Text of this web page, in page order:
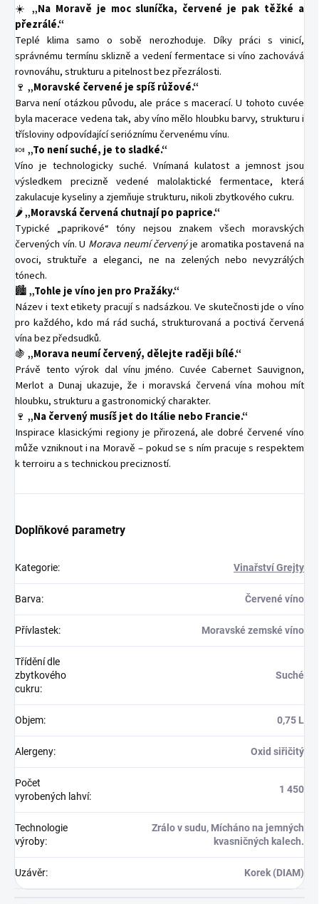
☀️ „Na Moravě je moc sluníčka, červené je pak těžké a
přezrálé.“
Teplé klima samo o sobě nerozhoduje. Díky práci s vinicí,
správnému termínu sklizně a vedení fermentace si víno zachovává
rovnováhu, strukturu a pitelnost bez přezrálosti.
🍷 „Moravské červené je spíš růžové.“
Barva není otázkou původu, ale práce s macerací. U tohoto cuvée
byla macerace vedena tak, aby víno mělo hloubku barvy, strukturu i
třísloviny odpovídající serióznímu červenému vínu.
🍬 „To není suché, je to sladké.“
Víno je technologicky suché. Vnímaná kulatost a jemnost jsou
výsledkem precizně vedené malolaktické fermentace, která
zakulacuje kyseliny a zjemňuje strukturu, nikoli zbytkového cukru.
🌶️„Moravská červená chutnají po paprice.“
Typické „paprikové“ tóny nejsou znakem všech moravských
červených vín. U Morava neumí červenýje aromatika postavená na
ovoci, struktuře a eleganci, ne na zelených nebo nevyzrálých
tónech.
🏙️„Tohle je víno jen pro Pražáky.“
Název i text etikety pracují s nadsázkou. Ve skutečnosti jde o víno
pro každého, kdo má rád suchá, strukturovaná a poctivá červená
vína bez předsudků.
🍇 „Morava neumí červený, dělejte raději bílé.“
Právě tento výrok dal vínu jméno. Cuvée Cabernet Sauvignon,
Merlot a Dunaj ukazuje, že i moravská červená vína mohou mít
hloubku, strukturu a gastronomický charakter.
🍷 „Na červený musíš jet do Itálie nebo Francie.“
Inspirace klasickými regiony je přirozená, ale dobré červené víno
může vzniknout i na Moravě – pokud se s ním pracuje s respektem
k terroiru a s technickou precizností.
Doplňkové parametry
Kategorie: Vinařství Grejty
Barva: Červené víno
Přívlastek: Moravské zemské víno
Třídění dle
zbytkového
cukru:
Suché
Objem: 0,75 L
Alergeny: Oxid siřičitý
Počet
vyrobených lahví:
1 450
Technologie
výroby:
Zrálo v sudu, Mícháno na jemných
kvasničných kalech.
Uzávěr: Korek (DIAM)